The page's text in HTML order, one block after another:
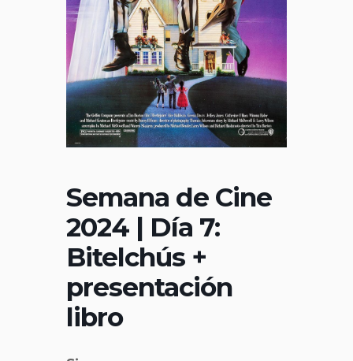
Semana de Cine
2024 | Día 7:
Bitelchús +
presentación
libro